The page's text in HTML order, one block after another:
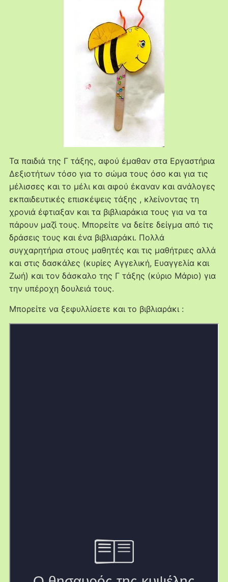
Τα παιδιά της Γ τάξης, αφού έμαθαν στα Εργαστήρια
Δεξιοτήτων τόσο για το σώμα τους όσο και για τις
μέλισσες και το μέλι και αφού έκαναν και ανάλογες
εκπαιδευτικές επισκέψεις τάξης , κλείνοντας τη
χρονιά έφτιαξαν και τα βιβλιαράκια τους για να τα
πάρουν μαζί τους. Μπορείτε να δείτε δείγμα από τις
δράσεις τους και ένα βιβλιαράκι. Πολλά
συγχαρητήρια στους μαθητές και τις μαθήτριες αλλά
και στις δασκάλες (κυρίες Αγγελική, Ευαγγελία και
Ζωή) και τον δάσκαλο της Γ τάξης (κύριο Μάριο) για
την υπέροχη δουλειά τους.
Μπορείτε να ξεφυλλίσετε και το βιβλιαράκι :